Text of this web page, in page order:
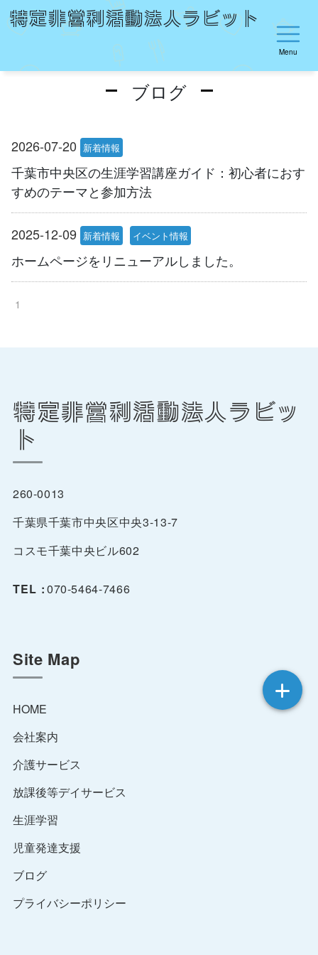
特定非営利活動法人ラビット
Menu
ブログ
2026-07-20 新着情報
千葉市中央区の生涯学習講座ガイド：初心者におす
すめのテーマと参加方法
2025-12-09 新着情報 イベント情報
ホームページをリニューアルしました。
1
特定非営利活動法人ラビッ
ト
260-0013
千葉県千葉市中央区中央3-13-7
コスモ千葉中央ビル602
TEL :070-5464-7466
Site Map
HOME
会社案内
介護サービス
放課後等デイサービス
生涯学習
児童発達支援
ブログ
プライバシーポリシー